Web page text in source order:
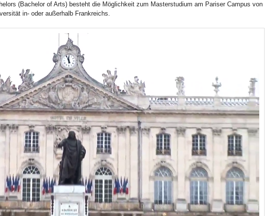
(Bachelor of Arts) besteht die Möglichkeit zum Masterstudium am Pariser Campus von
in- oder außerhalb Frankreichs.